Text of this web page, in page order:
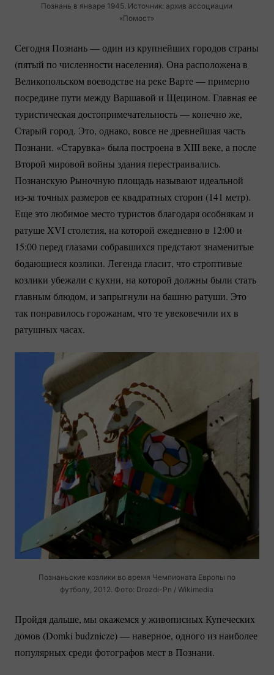
Познань в январе 1945. Источник: архив ассоциации
«Помост»
Сегодня Познань — один из крупнейших городов страны
(пятый по численности населения). Она расположена в
Великопольском воеводстве на реке Варте — примерно
посредине пути между Варшавой и Щецином. Главная ее
туристическая достопримечательность — конечно же,
Старый город. Это, однако, вовсе не древнейшая часть
Познани. «Старувка» была построена в XIII веке, а после
Второй мировой войны здания перестраивались.
Познанскую Рыночную площадь называют идеальной
из-за точных размеров ее квадратных сторон (141 метр).
Еще это любимое место туристов благодаря особнякам и
ратуше XVI столетия, на которой ежедневно в 12:00 и
15:00 перед глазами собравшихся предстают знаменитые
бодающиеся козлики. Легенда гласит, что строптивые
козлики убежали с кухни, на которой должны были стать
главным блюдом, и запрыгнули на башню ратуши. Это
так понравилось горожанам, что те увековечили их в
ратушных часах.
Познаньские козлики во время Чемпионата Европы по
футболу, 2012. Фото: Drozdi-Pn / Wikimedia
Пройдя дальше, мы окажемся у живописных Купеческих
домов (Domki budznicze) — наверное, одного из наиболее
популярных среди фотографов мест в Познани.